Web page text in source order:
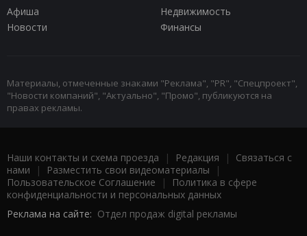
Афиша
Недвижимость
Новости
Финансы
Материалы, отмеченные знаками "Реклама", "PR", "Спецпроект",
"Новости компаний", "Актуально", "Промо", публикуются на
правах рекламы.
Наши контакты и схема проезда | Редакция | Связаться с
нами | Разместить свои видеоматериалы |
Пользовательское Соглашение |
Политика в сфере
конфиденциальности и персональных данных
Реклама на сайте: Отдел продаж digital рекламы